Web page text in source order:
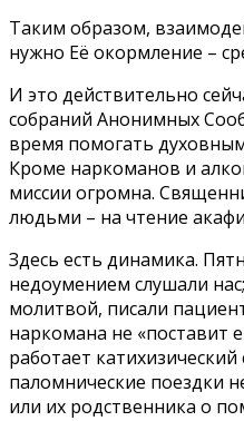
Таким образом,
нужно Её окормление –
И это действительно
собраний Анонимных
время помогать
Кроме наркоманов и
миссии огромна.
людьми – на чтение
Здесь есть динамика.
недоумением слушали
молитвой, писали
наркомана не «поставит
работает
паломнические поездки
или их родственника о